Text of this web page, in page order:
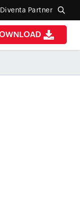
Diventa Partner